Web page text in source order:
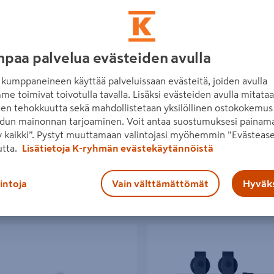
Helaform 75 Junior
maks. 50 kg ovelle
pkt
€ / pkt
Lue lisää
6,49€/pkt
6,49 €/ pkt
3,25€/kpl
3,25 €/ kpl
Lue lisää
palvelua evästeiden avulla
käyttää palveluissaan evästeitä, joiden avulla
toimivat toivotulla tavalla. Lisäksi evästeiden avulla
tehokkuutta sekä mahdollistetaan yksilöllinen ostokokemus
mainonnan tarjoaminen. Voit antaa suostumuksesi
kaikki”. Pystyt muuttamaan valintojasi myöhemmin
Lisätietoja K-ryhmän evästekäytännöistä
Vain välttämättömät